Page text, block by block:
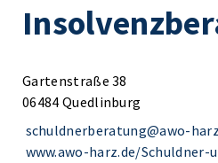
Gartenstraße 38
06484 Quedlinburg
schuldnerberatung@awo-
www.awo-harz.de/